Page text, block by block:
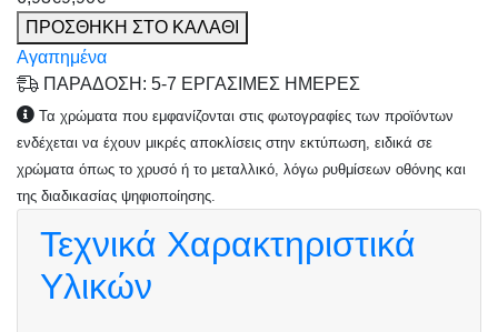
ΠΡΟΣΘΗΚΗ ΣΤΟ ΚΑΛΑΘΙ
Αγαπημένα
ΠΑΡΑΔΟΣΗ: 5-7 ΕΡΓΑΣΙΜΕΣ ΗΜΕΡΕΣ
Τα χρώματα που εμφανίζονται στις φωτογραφίες των προϊόντων
ενδέχεται να έχουν μικρές αποκλίσεις στην εκτύπωση, ειδικά σε
χρώματα όπως το χρυσό ή το μεταλλικό, λόγω ρυθμίσεων οθόνης και
της διαδικασίας ψηφιοποίησης.
Τεχνικά Χαρακτηριστικά
Υλικών